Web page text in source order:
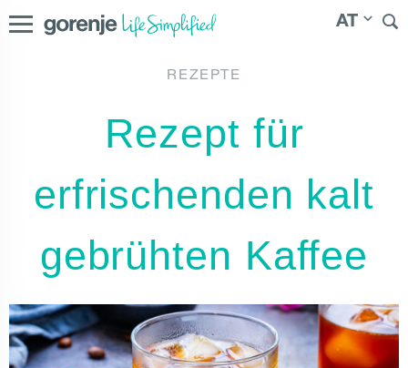
AT
Magyarország |Россия Österreich
Македонија
REZEPTE
Rezept für
erfrischenden kalt
gebrühten Kaffee